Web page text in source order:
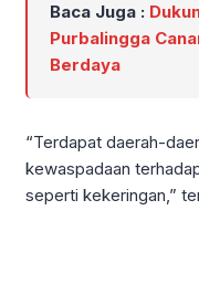
Baca Juga :
Purbalingga
Berdaya
“Terdapat daerah-
kewaspadaan
seperti kekeringan,”